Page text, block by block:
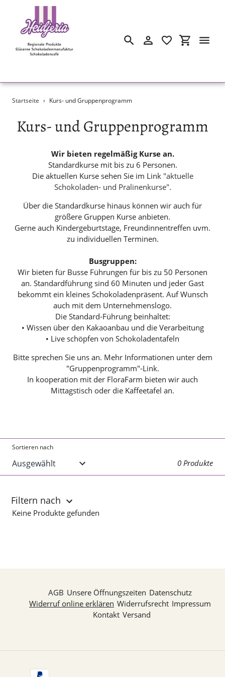
Direkt
SuchenEinloggen
Startseite › Kurs- und Gruppenprogramm
S
n
:
Kurs- und Gruppenprogramm
Wir bieten regelmäßig Kurse an.
Standardkurse mit bis zu 6 Personen.
Die aktuellen Kurse sehen Sie im Link "aktuelle
Schokoladen- und Pralinenkurse".
Über die Standardkurse hinaus können wir auch für
größere Gruppen Kurse anbieten.
Gerne auch Kindergeburtstage, Freundinnentreffen uvm.
zu individuellen Terminen.
Busgruppen:
Wir bieten für Busse Führungen für bis zu 50 Personen
an. Standardführung sind 60 Minuten und jeder Gast
bekommt ein kleines Schokoladenpräsent. Auf Wunsch
auch mit dem Unternehmenslogo.
Die Standard-Führung beinhaltet:
• Wissen über den Kakaoanbau und die Verarbeitung
• Live schöpfen von Schokoladentafeln
Bitte sprechen Sie uns an. Mehr Informationen unter dem
"Gruppenprogramm"-Link.
In kooperation mit der FloraFarm bieten wir auch
Mittagstisch oder die Kaffeetafel an.
Sortieren nach
0 Produkte
Filtern nach
Keine Produkte gefunden
AGB Unsere Öffnungszeiten Datenschutz
Widerruf online erklären Widerrufsrecht Impressum
Kontakt Versand
Zahlungsarten